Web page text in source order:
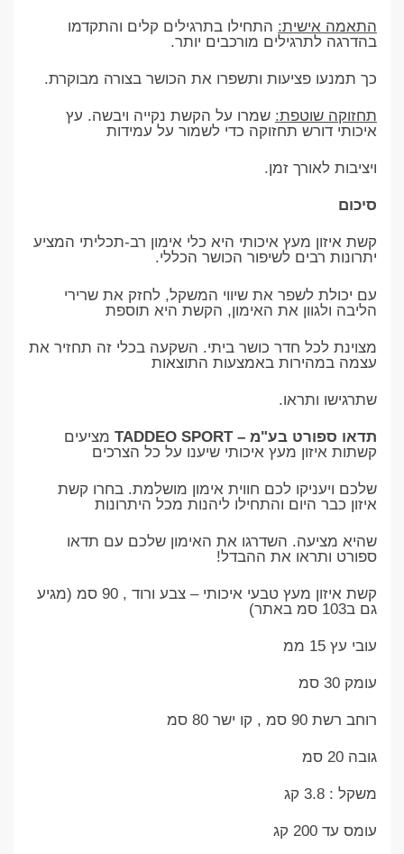
התאמה אישית: התחילו בתרגילים קלים והתקדמו
בהדרגה לתרגילים מורכבים יותר.
כך תמנעו פציעות ותשפרו את הכושר בצורה מבוקרת.
תחזוקה שוטפת: שמרו על הקשת נקייה ויבשה. עץ
איכותי דורש תחזוקה כדי לשמור על עמידות
ויציבות לאורך זמן.
סיכום
קשת איזון מעץ איכותי היא כלי אימון רב-תכליתי המציע
יתרונות רבים לשיפור הכושר הכללי.
עם יכולת לשפר את שיווי המשקל, לחזק את שרירי
הליבה ולגוון את האימון, הקשת היא תוספת
מצוינת לכל חדר כושר ביתי. השקעה בכלי זה תחזיר את
עצמה במהירות באמצעות התוצאות
שתרגישו ותראו.
תדאו ספורט בע"מ – TADDEO SPORT
מציעים
קשתות איזון מעץ איכותי שיענו על כל הצרכים
שלכם ויעניקו לכם חווית אימון מושלמת. בחרו קשת
איזון כבר היום והתחילו ליהנות מכל היתרונות
שהיא מציעה. השדרגו את האימון שלכם עם תדאו
ספורט ותראו את ההבדל!
קשת איזון מעץ טבעי איכותי – צבע ורוד , 90 סמ (מגיע
גם ב103 סמ באתר)
עובי עץ 15 ממ
עומק 30 סמ
רוחב רשת 90 סמ , קו ישר 80 סמ
גובה 20 סמ
משקל : 3.8 קג
עומס עד 200 קג